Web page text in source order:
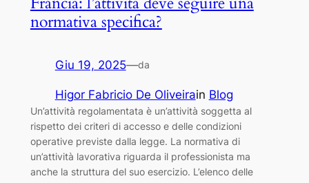
normativa specifica?
Giu 19, 2025—da
Higor Fabricio De Oliveirain Blog
Un’attività regolamentata è un’attività soggetta al
rispetto dei criteri di accesso e delle condizioni
operative previste dalla legge. La normativa di
un’attività lavorativa riguarda il professionista ma
anche la struttura del suo esercizio. L’elenco delle